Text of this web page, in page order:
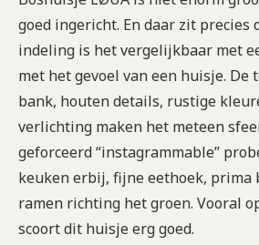
goed ingericht. En daar zit precies
indeling is het vergelijkbaar met
met het gevoel van een huisje.
bank, houten details, rustige
verlichting maken het meteen
geforceerd “instagrammable”
keuken erbij, fijne eethoek, prima
ramen richting het groen. Vooral
scoort dit huisje erg goed.